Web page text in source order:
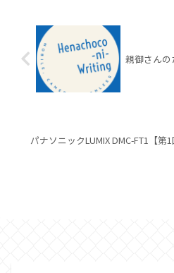
親御さんの
パナソニックLUMIX DMC-FT1【第1